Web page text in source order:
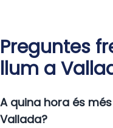
Preguntes
llum a
A quina hora és
Vallada?